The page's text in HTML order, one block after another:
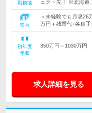
勤務地 ェクト先！ ※北海道
給与
＜未経験でも月収26
万円＋残業代+各種
初年度
年収
350万円～1030万円
求人詳細を見る